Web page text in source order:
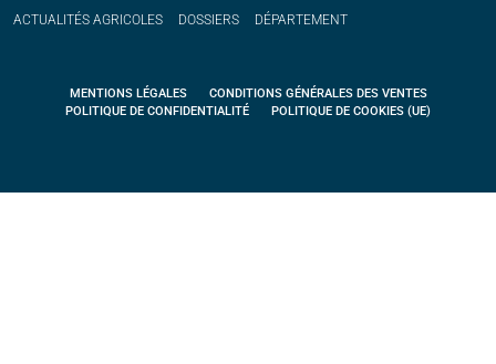
ACTUALITÉS AGRICOLES DOSSIERS DÉPARTEMENT
MENTIONS LÉGALES
CONDITIONS GÉNÉRALES DES VENTES
POLITIQUE DE CONFIDENTIALITÉ
POLITIQUE DE COOKIES (UE)